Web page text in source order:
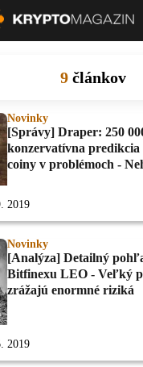
9 článkov
Novinky
[Správy] Draper: 250
konzervatívna predikcia
coiny v problémoch -
2019
Novinky
[Analýza] Detailný
Bitfinexu LEO - Veľký
zrážajú enormné riziká
2019